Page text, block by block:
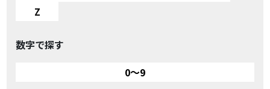
Z
数字で探す
0～9